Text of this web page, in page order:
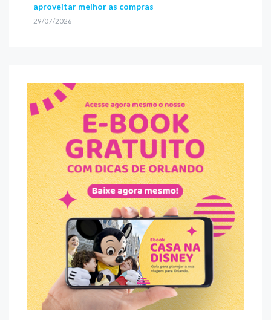
aproveitar melhor as compras
29/07/2026